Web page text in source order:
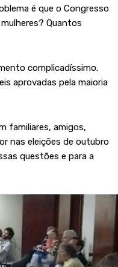
é que o Congresso
Quantos
complicadíssimo.
aprovadas pela maioria
familiares, amigos,
nas eleições de outubro
questões e para a